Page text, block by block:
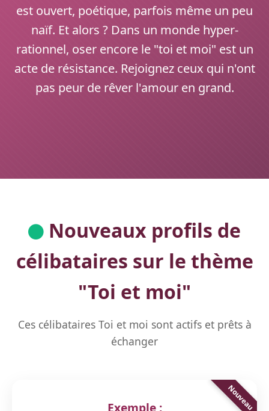
est ouvert, poétique, parfois même un peu
naïf. Et alors ? Dans un monde hyper-
rationnel, oser encore le "toi et moi" est un
acte de résistance. Rejoignez ceux qui n'ont
pas peur de rêver l'amour en grand.
Nouveaux profils de
célibataires sur le thème
"Toi et moi"
Ces célibataires Toi et moi sont actifs et prêts à
échanger
Exemple :